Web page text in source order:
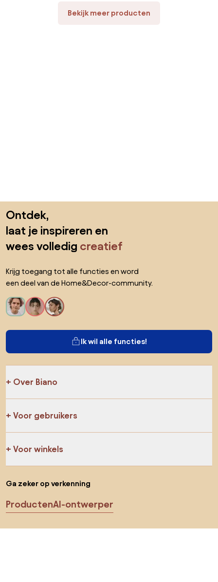
Bekijk meer producten
Ontdek,
laat je inspireren en
wees volledig creatief
Krijg toegang tot alle functies en word
een deel van de Home&Decor-community.
Ik wil alle functies!
Over Biano
Voor gebruikers
Voor winkels
Ga zeker op verkenning
ProductenAI-ontwerper
Jij kan ons op sociale media vinden